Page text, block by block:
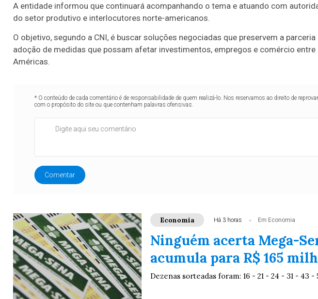
A entidade informou que continuará acompanhando o tema e atuando com
do setor produtivo e interlocutores norte-americanos.
O objetivo, segundo a CNI, é buscar soluções negociadas que preservem a
adoção de medidas que possam afetar investimentos, empregos e comércio
Américas.
* O conteúdo de cada comentário é de responsabilidade de quem realizá-lo. Nos reservamos ao direito de
com o propósito do site ou que contenham palavras ofensivas.
Comentar
Economia Há 3 horas Em Economia
Ninguém acerta Mega-
acumula para R$ 165
Dezenas sorteadas foram: 16 - 21 - 24 - 31 - 43 -